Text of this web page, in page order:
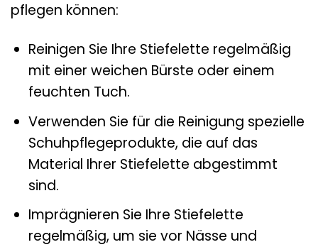
pflegen können:
Reinigen Sie Ihre Stiefelette regelmäßig
mit einer weichen Bürste oder einem
feuchten Tuch.
Verwenden Sie für die Reinigung spezielle
Schuhpflegeprodukte, die auf das
Material Ihrer Stiefelette abgestimmt
sind.
Imprägnieren Sie Ihre Stiefelette
regelmäßig, um sie vor Nässe und